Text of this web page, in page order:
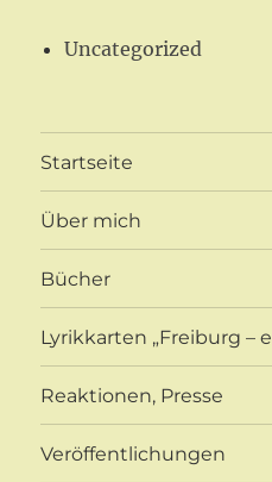
Uncategorized
Startseite
Über mich
Bücher
Lyrikkarten „Freiburg –
Reaktionen, Presse
Veröffentlichungen